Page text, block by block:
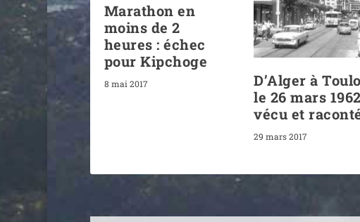
Marathon en
moins de 2
heures : échec
pour Kipchoge
8 mai 2017
D’Alger à
le 26 mars 1962
vécu et
29 mars 2017